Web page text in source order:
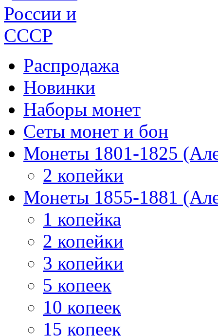
Распродажа
Новинки
Наборы монет
Сеты монет и бон
Монеты 1801-1825
2 копейки
Монеты 1855-1881
1 копейка
2 копейки
3 копейки
5 копеек
10 копеек
15 копеек